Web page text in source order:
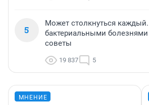
5
Может столкнуться
бактериальными
советы
19 837 5
МНЕНИЕ